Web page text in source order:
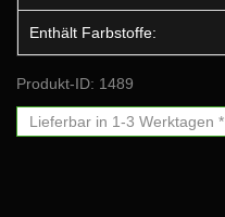
Enthält Farbstoffe:
Produkt-ID: 1489
Lieferbar in 1-3 Werktagen *